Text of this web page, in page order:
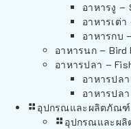
อาหารงู –
อาหารเต่
อาหารกบ
อาหารนก – Bird
อาหารปลา –
อาหารปล
อาหารปล
อุปกรณและผลิตภัณฑ์
อุปกรณและผลิ